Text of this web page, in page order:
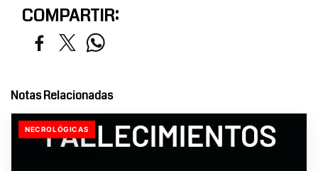
COMPARTIR:
Notas Relacionadas
NECROLÓGICAS